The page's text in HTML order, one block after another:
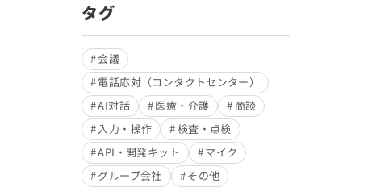
タグ
会議
電話応対（コンタクトセンター）
AI対話
医療・介護
商談
入力・操作
検査・点検
API・開発キット
マイク
グループ会社
その他